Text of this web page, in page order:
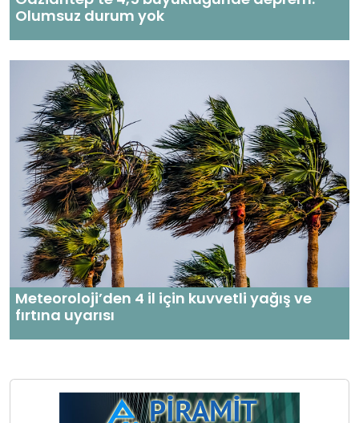
Olumsuz durum yok
Meteoroloji’den 4 il için kuvvetli yağış ve
fırtına uyarısı